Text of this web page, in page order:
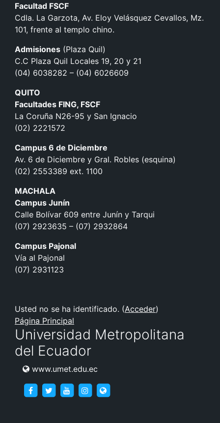
Facultad FSCF
Cdla. La Garzota, Av. Eloy Velásquez Cevallos, Mz.
101, frente al templo chino.
Admisiones (Plaza Quil)
C.C Plaza Quil Locales 19, 20 y 21
(04) 6038282 – (04) 6026609
QUITO
Facultades FING, FSCF
La Coruña N26-95 y San Ignacio
(02) 2221572
Campus 6 de Diciembre
Av. 6 de Diciembre y Gral. Robles (esquina)
(02) 2553389 ext. 1100
MACHALA
Campus Junín
Calle Bolívar 609 entre Junín y Tarqui
(07) 2923635 – (07) 2932864
Campus Pajonal
Vía al Pajonal
(07) 2931123
Usted no se ha identificado. (Acceder)
Página Principal
Universidad Metropolitana
del Ecuador
www.umet.edu.ec
https://www.facebook.com/umet.edu/
https://twitter.com/umet_edu
https://goo.gl/brXWJp
https://www.instagram.com/